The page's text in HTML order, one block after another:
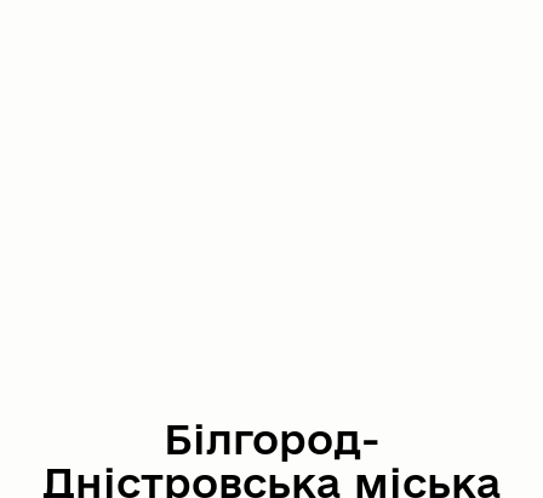
Білгород-
Дністровська міська